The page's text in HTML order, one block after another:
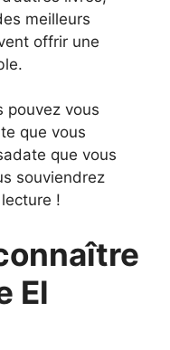
meilleurs
offrir une
pouvez vous
que vous
que vous
souviendrez
!
El